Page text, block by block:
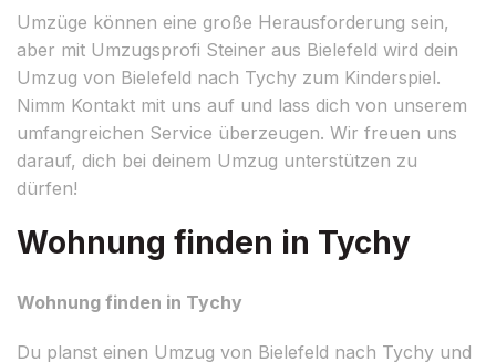
Umzüge können eine große Herausforderung sein,
aber mit Umzugsprofi Steiner aus Bielefeld wird dein
Umzug von Bielefeld nach Tychy zum Kinderspiel.
Nimm Kontakt mit uns auf und lass dich von unserem
umfangreichen Service überzeugen. Wir freuen uns
darauf, dich bei deinem Umzug unterstützen zu
dürfen!
Wohnung finden in Tychy
Wohnung finden in Tychy
Du planst einen Umzug von Bielefeld nach Tychy und